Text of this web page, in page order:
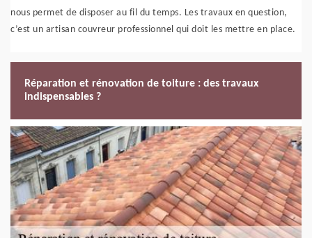
nous permet de disposer au fil du temps. Les travaux en question,
c’est un artisan couvreur professionnel qui doit les mettre en place.
Réparation et rénovation de toiture : des travaux
indispensables ?